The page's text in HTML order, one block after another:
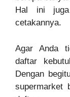
Hal ini juga
cetakannya.
Agar Anda
daftar
Dengan
supermarket